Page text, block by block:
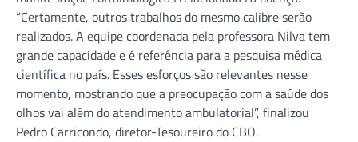
“Certamente, outros trabalhos do mesmo calibre serão
realizados. A equipe coordenada pela professora Nilva tem
grande capacidade e é referência para a pesquisa médica
científica no país. Esses esforços são relevantes nesse
momento, mostrando que a preocupação com a saúde dos
olhos vai além do atendimento ambulatorial”, finalizou
Pedro Carricondo, diretor-Tesoureiro do CBO.